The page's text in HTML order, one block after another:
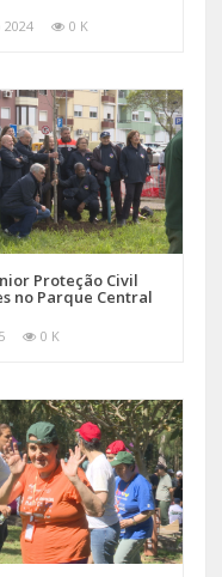
0 K
Proteção Civil
no Parque Central
0 K